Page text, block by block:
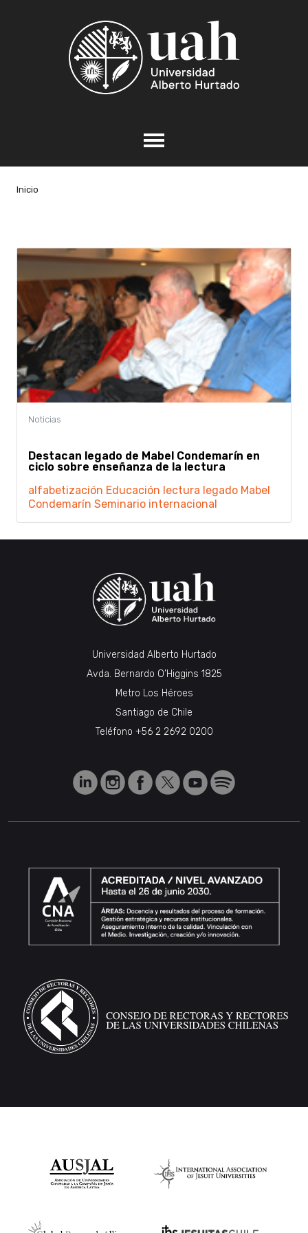
Inicio
Destacan legado de Mabel Condemarín en
ciclo sobre enseñanza de la lectura
alfabetización Educación lectura legado Mabel
Condemarín Seminario internacional
Universidad Alberto Hurtado
Avda. Bernardo O’Higgins 1825
Metro Los Héroes
Santiago de Chile
Teléfono +56 2 2692 0200